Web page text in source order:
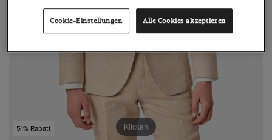
51% Rabatt Klicken
Cookie-Einstellungen Alle Cookies akzeptieren